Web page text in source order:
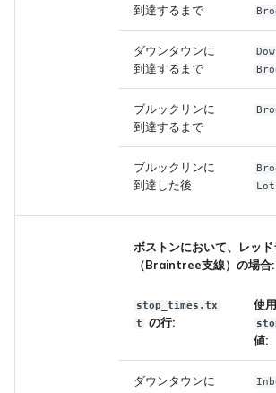
到達するまで
ダウンタウンに
到達するまで
ブルックリンに
到達するまで
ブルックリンに
到達した後
ボストンにおいて、レッ
（Braintree支線）の場合:
stop_times.tx
t
の行:
使
値:
ダウンタウンに